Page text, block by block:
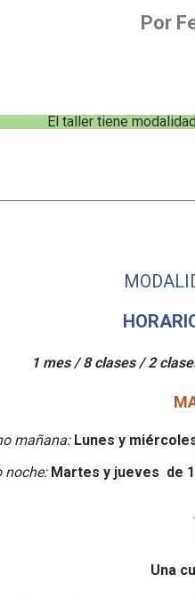
Por
El taller tiene
1 mes / 8 clases / 2
mañana: Lunes y
noche: Martes y jueves de
Una